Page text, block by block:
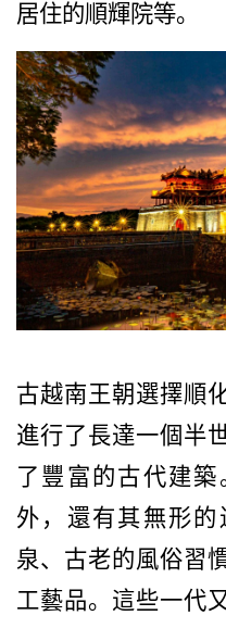
居住的順輝院等。
古越南王朝選擇順
進行了長達一個半
了豐富的古代建
外，還有其無形
泉、古老的風俗習
工藝品。這些一代